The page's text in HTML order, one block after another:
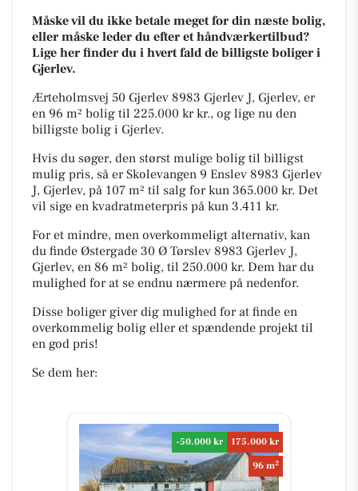
Måske vil du ikke betale meget for din næste bolig,
eller måske leder du efter et håndværkertilbud?
Lige her finder du i hvert fald de billigste boliger i
Gjerlev.
Ærteholmsvej 50 Gjerlev 8983 Gjerlev J, Gjerlev, er
en 96 m² bolig til 225.000 kr kr., og lige nu den
billigste bolig i Gjerlev.
Hvis du søger, den størst mulige bolig til billigst
mulig pris, så er Skolevangen 9 Enslev 8983 Gjerlev
J, Gjerlev, på 107 m² til salg for kun 365.000 kr. Det
vil sige en kvadratmeterpris på kun 3.411 kr.
For et mindre, men overkommeligt alternativ, kan
du finde Østergade 30 Ø Tørslev 8983 Gjerlev J,
Gjerlev, en 86 m² bolig, til 250.000 kr. Dem har du
mulighed for at se endnu nærmere på nedenfor.
Disse boliger giver dig mulighed for at finde en
overkommelig bolig eller et spændende projekt til
en god pris!
Se dem her:
-50.000 kr
175.000 kr
96 m2